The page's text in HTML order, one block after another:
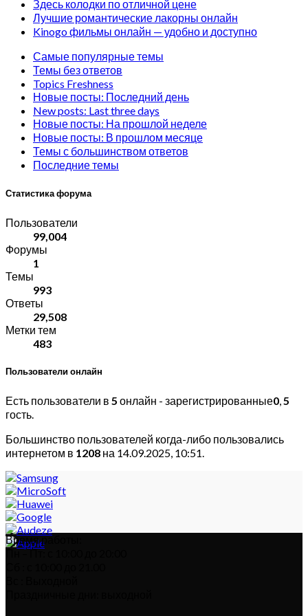
Здесь колодки по отличной цене
Лучшие романтические лакорны онлайн
Kinogo фильмы онлайн — удобно и доступно
Самые популярные темы
Темы без ответов
Topics Freshness
Новые посты: Последний день
New posts: Last three days
Новые посты: На прошлой неделе
Новые посты: В прошлом месяце
Темы с большинством ответов
Последние темы
Статистика форума
Пользователи
99,004
Форумы
1
Темы
993
Ответы
29,508
Метки тем
483
Пользователи онлайн
Есть пользователи в 5 онлайн - зарегистрированные0,5
гость.
Большинство пользователей когда-либо пользовались
интернетом в 1208 на 14.09.2025, 10:51.
Время работы:
Пн – Пт: с 10:00 до 20:00